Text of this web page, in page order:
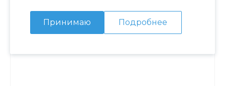
Принимаю Подробнее